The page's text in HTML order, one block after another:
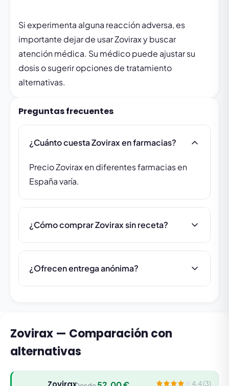
Si experimenta alguna reacción adversa, es
importante dejar de usar Zovirax y buscar
atención médica. Su médico puede ajustar su
dosis o sugerir opciones de tratamiento
alternativas.
Preguntas frecuentes
¿Cuánto cuesta Zovirax en farmacias?
Precio Zovirax en diferentes farmacias en
España varía.
¿Cómo comprar Zovirax sin receta?
¿Ofrecen entrega anónima?
Zovirax — Comparación con
alternativas
4.4 (3)